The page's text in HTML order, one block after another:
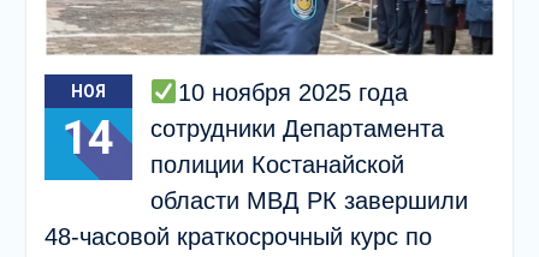
НОЯ
14
10 ноября 2025 года
сотрудники Департамента
полиции Костанайской
области МВД РК завершили
48-часовой краткосрочный курс по